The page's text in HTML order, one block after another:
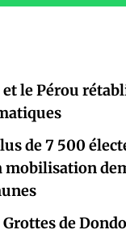
le Pérou
de 7 500
mobilisation
de